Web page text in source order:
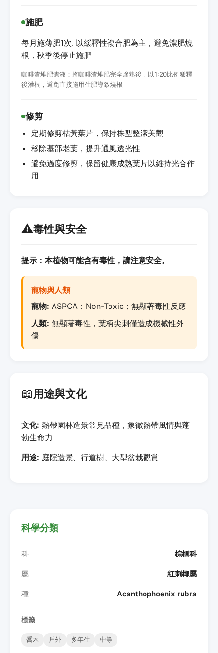
施肥
每月施薄肥1次. 以緩釋性複合肥為主，避免濃肥燒
根，秋季後停止施肥
咖啡渣堆肥濾液：將咖啡渣堆肥完全腐熟後，以1:20比例稀釋
後灌根，避免直接施用生肥導致燒根
修剪
定期修剪枯黃葉片，保持株型整潔美觀
移除基部老葉，提升通風透光性
避免過度修剪，保留健康成熟葉片以維持光合作
用
⚠️毒性與安全
提示：本植物可能含有毒性，請注意安全。
寵物與人類
寵物: ASPCA：Non-Toxic；無顯著毒性反應
人類: 無顯著毒性，葉柄尖刺僅造成機械性外
傷
📖用途與文化
文化: 熱帶園林造景常見品種，象徵熱帶風情與蓬
勃生命力
用途: 庭院造景、行道樹、大型盆栽觀賞
科學分類
科 棕櫚科
屬 紅刺椰屬
種 Acanthophoenix rubra
標籤
喬木 戶外 多年生 中等